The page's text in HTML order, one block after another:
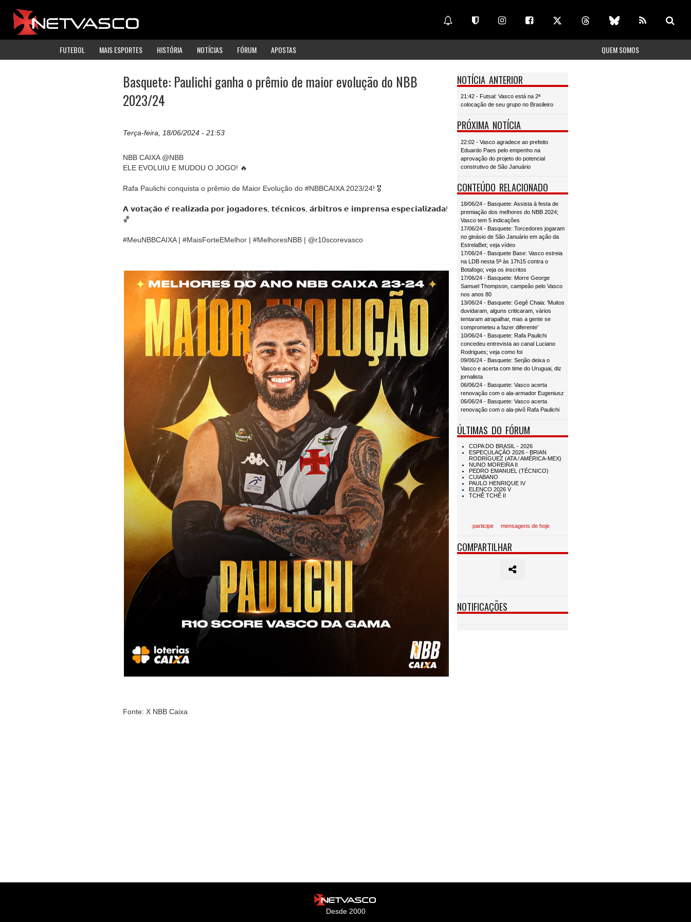
FUTEBOL MAIS ESPORTES HISTÓRIA NOTÍCIAS FÓRUM APOSTAS QUEM SOMOS
Basquete: Paulichi ganha o prêmio de maior evolução do NBB
2023/24
Terça-feira, 18/06/2024 - 21:53
NBB CAIXA @NBB
ELE EVOLUIU E MUDOU O JOGO! 🔥
Rafa Paulichi conquista o prêmio de Maior Evolução do #NBBCAIXA 2023/24! 🎖️
𝗔 𝘃𝗼𝘁𝗮𝗰̧𝗮̃𝗼 𝗲́ 𝗿𝗲𝗮𝗹𝗶𝘇𝗮𝗱𝗮 𝗽𝗼𝗿 𝗷𝗼𝗴𝗮𝗱𝗼𝗿𝗲𝘀, 𝘁𝗲́𝗰𝗻𝗶𝗰𝗼𝘀, 𝗮́𝗿𝗯𝗶𝘁𝗿𝗼𝘀 𝗲 𝗶𝗺𝗽𝗿𝗲𝗻𝘀𝗮 𝗲𝘀𝗽𝗲𝗰𝗶𝗮𝗹𝗶𝘇𝗮𝗱𝗮!
🏀
#MeuNBBCAIXA | #MaisForteEMelhor | #MelhoresNBB | @r10scorevasco
Fonte: X NBB Caixa
NOTÍCIA ANTERIOR
21:42 - Futsal: Vasco está na 2ª
colocação de seu grupo no Brasileiro
PRÓXIMA NOTÍCIA
22:02 - Vasco agradece ao prefeito
Eduardo Paes pelo empenho na
aprovação do projeto do potencial
construtivo de São Januário
CONTEÚDO RELACIONADO
18/06/24 - Basquete: Assista à festa de
premiação dos melhores do NBB 2024;
Vasco tem 5 indicações
17/06/24 - Basquete: Torcedores jogaram
no ginásio de São Januário em ação da
EstrelaBet; veja vídeo
17/06/24 - Basquete Base: Vasco estreia
na LDB nesta 5ª às 17h15 contra o
Botafogo; veja os inscritos
17/06/24 - Basquete: Morre George
Samuel Thompson, campeão pelo Vasco
nos anos 80
13/06/24 - Basquete: Gegê Chaia: 'Muitos
duvidaram, alguns criticaram, vários
tentaram atrapalhar, mas a gente se
comprometeu a fazer diferente'
10/06/24 - Basquete: Rafa Paulichi
concedeu entrevista ao canal Luciano
Rodrigues; veja como foi
09/06/24 - Basquete: Serjão deixa o
Vasco e acerta com time do Uruguai, diz
jornalista
06/06/24 - Basquete: Vasco acerta
renovação com o ala-armador Eugeniusz
06/06/24 - Basquete: Vasco acerta
renovação com o ala-pivô Rafa Paulichi
ÚLTIMAS DO FÓRUM
participe mensagens de hoje
COMPARTILHAR
NOTIFICAÇÕES
Desde 2000